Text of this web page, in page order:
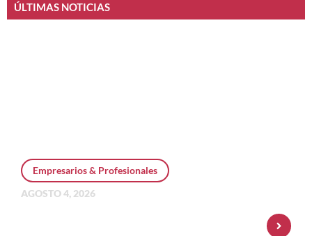
ÚLTIMAS NOTICIAS
Empresarios & Profesionales
AGOSTO 4, 2026